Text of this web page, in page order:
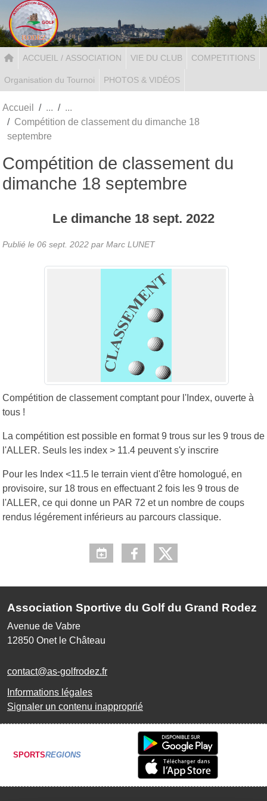
ACCUEIL / ASSOCIATION VIE DU CLUB COMPETITIONS
Organisation du Tournoi PHOTOS & VIDÉOS
Accueil
Compétition de classement du dimanche 18
septembre
Compétition de classement du
dimanche 18 septembre
Le dimanche 18 sept. 2022
Publié le 06 sept. 2022 par Marc LUNET
Compétition de classement comptant pour l'Index, ouverte à
tous !
La compétition est possible en format 9 trous sur les 9 trous de
l'ALLER. Seuls les index > 11.4 peuvent s'y inscrire
Pour les Index <11.5 le terrain vient d'être homologué, en
provisoire, sur 18 trous en effectuant 2 fois les 9 trous de
l'ALLER, ce qui donne un PAR 72 et un nombre de coups
rendus légérement inférieurs au parcours classique.
Association Sportive du Golf du Grand Rodez
Avenue de Vabre
12850 Onet le Château
contact@as-golfrodez.fr
Informations légales
Signaler un contenu inapproprié
SPORTSREGIONS
Panneau de gestion des cookies